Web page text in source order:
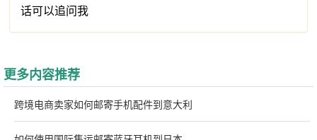
话可以追问我
更多内容推荐
跨境电商卖家如何邮寄手机配件到意大利